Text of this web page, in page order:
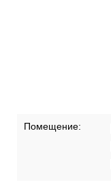
Помещение: